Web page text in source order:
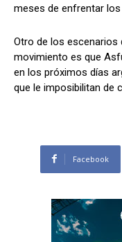
meses de enfrentar
Otro de los escenarios
movimiento es que
en los próximos días
que le imposibilitan de
Facebook